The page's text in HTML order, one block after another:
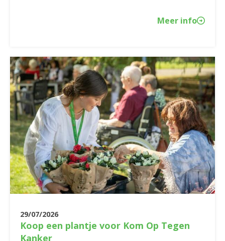
Meer info
29/07/2026
Koop een plantje voor Kom Op Tegen
Kanker